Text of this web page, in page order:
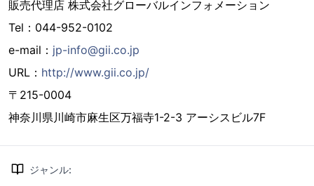
販売代理店 株式会社グローバルインフォメーション
Tel：044-952-0102
e-mail： jp-info@gii.co.jp
URL： http://www.gii.co.jp/
〒215-0004
神奈川県川崎市麻生区万福寺1-2-3 アーシスビル7F
ジャンル: